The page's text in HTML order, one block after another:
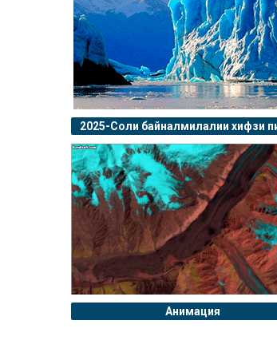
2025-Соли байналмилалии хифзи
Анимация